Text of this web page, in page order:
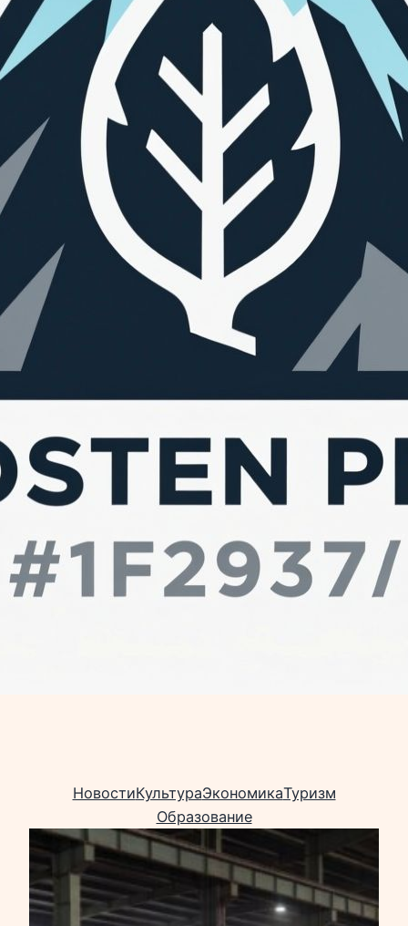
НовостиКультураЭкономикаТуризм
Образование